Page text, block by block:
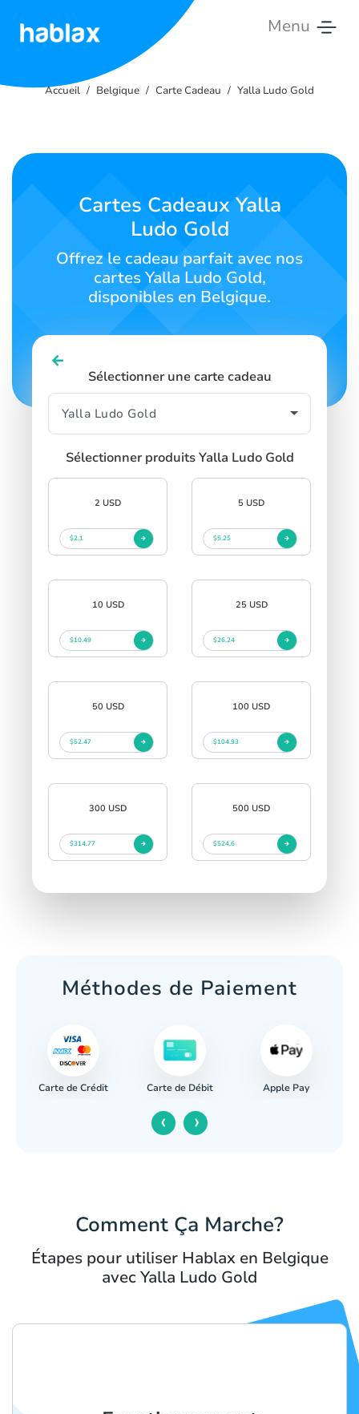
Menu
Tarifs
Contactez-
nous
Français
Accueil Belgique Carte Cadeau Yalla Ludo Gold
Cartes Cadeaux Yalla
Ludo Gold
Offrez le cadeau parfait avec nos
cartes Yalla Ludo Gold,
disponibles en Belgique.
Sélectionner une carte cadeau
Sélectionner produits Yalla Ludo Gold
2 USD
$2.1
5 USD
$5.25
10 USD
$10.49
25 USD
$26.24
50 USD
$52.47
100 USD
$104.93
300 USD
$314.77
500 USD
$524.6
Méthodes de Paiement
Carte de Crédit Carte de Débit Apple Pay
‹ ›
Comment Ça Marche?
Étapes pour utiliser Hablax en Belgique
avec Yalla Ludo Gold